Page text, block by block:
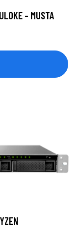
- MUSTA